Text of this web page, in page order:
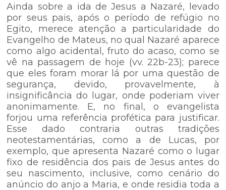
Ainda sobre a ida de Jesus a Nazaré, levado
por seus pais, após o período de refúgio no
Egito, merece atenção a particularidade do
Evangelho de Mateus, no qual Nazaré aparece
como algo acidental, fruto do acaso, como se
vê na passagem de hoje (vv. 22b-23); parece
que eles foram morar lá por uma questão de
segurança, devido, provavelmente, à
insignificância do lugar, onde poderiam viver
anonimamente. E, no final, o evangelista
forjou uma referência profética para justificar.
Esse dado contraria outras tradições
neotestamentárias, como a de Lucas, por
exemplo, que apresenta Nazaré como o lugar
fixo de residência dos pais de Jesus antes do
seu nascimento, inclusive, como cenário do
anúncio do anjo a Maria, e onde residia toda a